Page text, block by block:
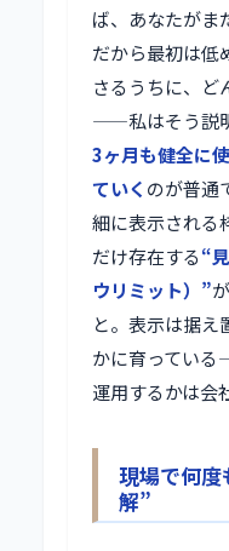
ば、あなたがま
だから最初は低
さるうちに、ど
——私はそう説
3ヶ月も健全に
ていく のが普通
細に表示される
だけ存在する“
ウリミット）”
と。表示は据え
かに育ってい
運用するかは会
現場で何
解”